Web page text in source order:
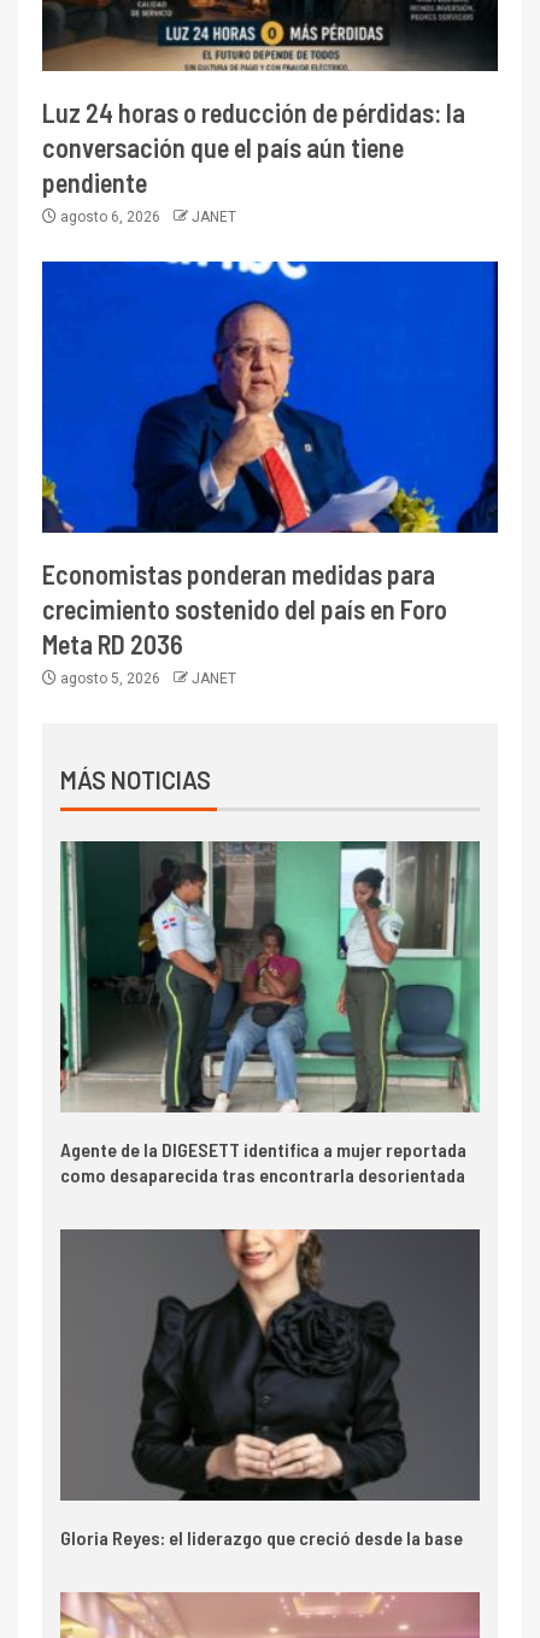
Luz 24 horas o reducción de pérdidas: la
conversación que el país aún tiene
pendiente
agosto 6, 2026 JANET
Economistas ponderan medidas para
crecimiento sostenido del país en Foro
Meta RD 2036
agosto 5, 2026 JANET
MÁS NOTICIAS
Agente de la DIGESETT identifica a mujer reportada
como desaparecida tras encontrarla desorientada
Gloria Reyes: el liderazgo que creció desde la base